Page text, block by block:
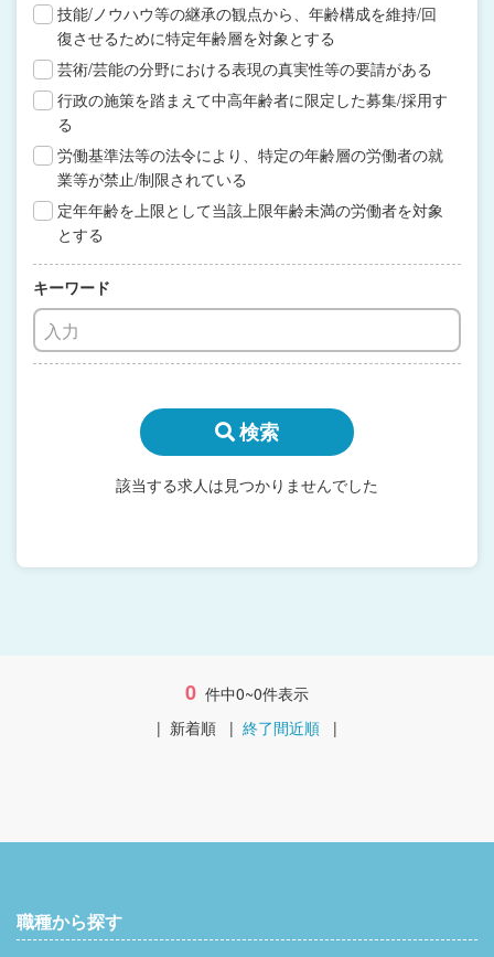
技能/ノウハウ等の継承の観点から、年齢構成を維持/回
復させるために特定年齢層を対象とする
芸術/芸能の分野における表現の真実性等の要請がある
行政の施策を踏まえて中高年齢者に限定した募集/採用す
る
労働基準法等の法令により、特定の年齢層の労働者の就
業等が禁止/制限されている
定年年齢を上限として当該上限年齢未満の労働者を対象
とする
キーワード
検索
該当する求人は見つかりませんでした
0 件中0~0件表示
| 新着順 | 終了間近順 |
職種から探す